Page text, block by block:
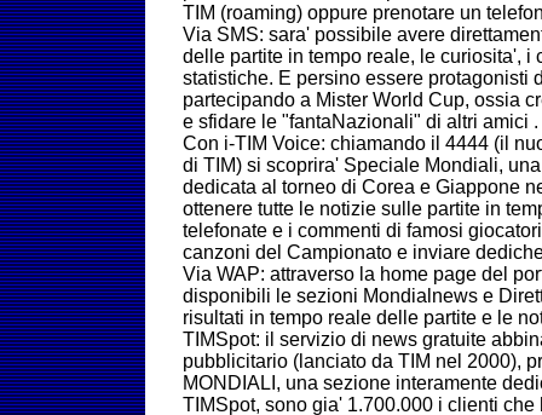
TIM (roaming) oppure prenotare un
Via SMS: sara' possibile avere
delle partite in tempo reale, le curiosita', i
statistiche. E persino essere protagonisti
partecipando a Mister World Cup, ossia
e sfidare le "fantaNazionali" di altri amici .
Con i-TIM Voice: chiamando il 4444 (il
di TIM) si scoprira' Speciale Mondiali,
dedicata al torneo di Corea e Giappone
ottenere tutte le notizie sulle partite in
telefonate e i commenti di famosi
canzoni del Campionato e inviare
Via WAP: attraverso la home page del
disponibili le sezioni Mondialnews e
risultati in tempo reale delle partite e le
TIMSpot: il servizio di news gratuite
pubblicitario (lanciato da TIM nel 2000),
MONDIALI, una sezione interamente
TIMSpot, sono gia' 1.700.000 i clienti